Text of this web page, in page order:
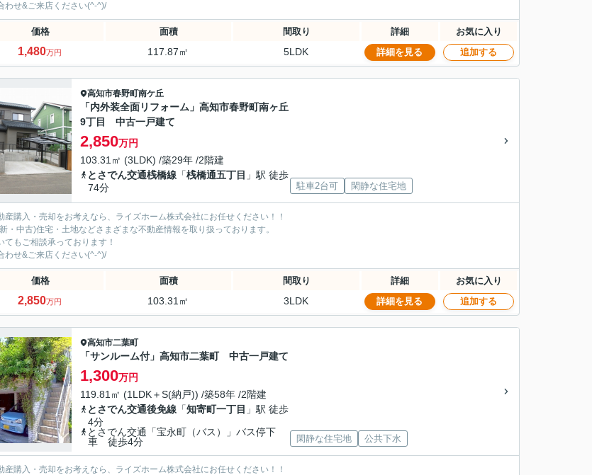
わせ&ご来店ください‍(^-^)/
価格 面積 間取り 詳細 お気に入り
1,480万円 117.87㎡ 5LDK 詳細を見る 追加する
高知市春野町南ケ丘
「内外装全面リフォーム」高知市春野町南ヶ丘
9丁目 中古一戸建て
2,850万円
103.31㎡ (3LDK) /築29年 /2階建
とさでん交通桟橋線 「桟橋通五丁目 」駅 徒歩
74分
駐車2台可 閑静な住宅地
産購入・売却をお考えなら、ライズホーム株式会社にお任せください！！
・中古)住宅・土地などさまざまな不動産情報を取り扱っております。
てもご相談承っております！
わせ&ご来店ください‍(^-^)/
価格 面積 間取り 詳細 お気に入り
2,850万円 103.31㎡ 3LDK 詳細を見る 追加する
高知市二葉町
「サンルーム付」高知市二葉町 中古一戸建て
1,300万円
119.81㎡ (1LDK＋S(納戸)) /築58年 /2階建
とさでん交通後免線 「知寄町一丁目 」駅 徒歩
4分
とさでん交通「宝永町（バス）」バス停下
車 徒歩4分
閑静な住宅地 公共下水
産購入・売却をお考えなら、ライズホーム株式会社にお任せください！！